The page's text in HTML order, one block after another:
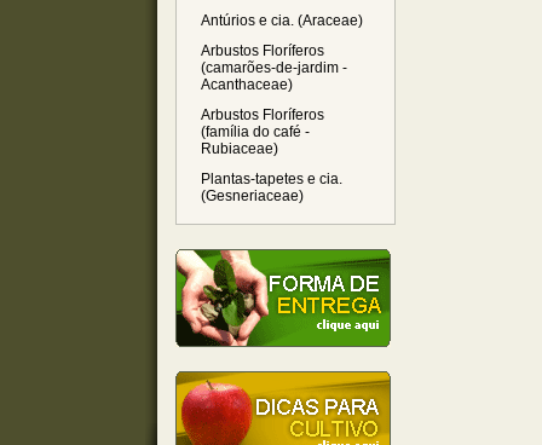
Antúrios e cia. (Araceae)
Arbustos Floríferos
(camarões-de-jardim -
Acanthaceae)
Arbustos Floríferos
(família do café -
Rubiaceae)
Plantas-tapetes e cia.
(Gesneriaceae)